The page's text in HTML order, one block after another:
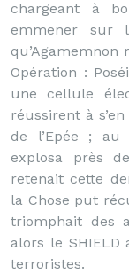
chargeant à
emmener sur
Opération :
une cellule
réussirent à
de l’Epée ;
explosa près
retenait cette
la Chose put
triomphait des
alors le SHIELD
terroristes.